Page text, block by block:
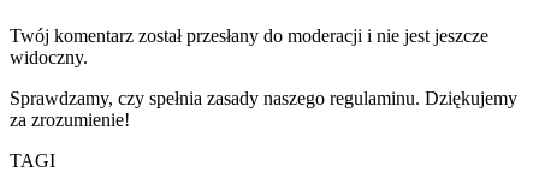
Twój komentarz został przesłany do moderacji i nie jest jeszcze
widoczny.
Sprawdzamy, czy spełnia zasady naszego regulaminu. Dziękujemy
za zrozumienie!
TAGI